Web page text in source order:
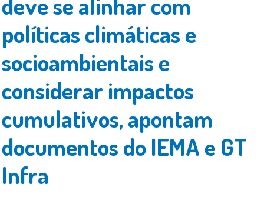
políticas climáticas e
socioambientais e
considerar impactos
cumulativos, apontam
documentos do IEMA e GT
Infra